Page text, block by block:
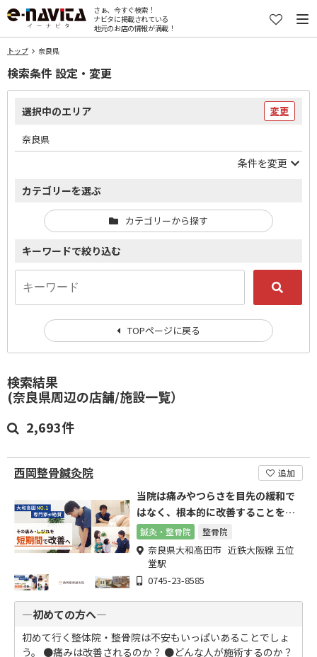
さぁ、今すぐ検索！
ナビタに掲載されている
地元のお店の情報が満載！
トップ 奈良県
検索結果
(奈良県周辺の店舗/施設一覧）
2,693件
西岡整骨鍼灸院 追加
当院は痛みやつらさを目先の緩和で
はなく、根本的に改善することを目
的にしています。
鍼灸・整骨院 整骨院
奈良県大和高田市 近鉄大阪線 五位
堂駅
0745-23-8585
―初めての方へ―
初めて行く整体院・整骨院は不安もいっぱいあることでしょ
う。 ●痛みは改善されるのか？ ●どんな人が施術するのか？
検索条件 設定・変更
選択中のエリア 変更
奈良県
条件を変更
カテゴリーを選ぶ
カテゴリーから探す
キーワードで絞り込む
TOPページに戻る